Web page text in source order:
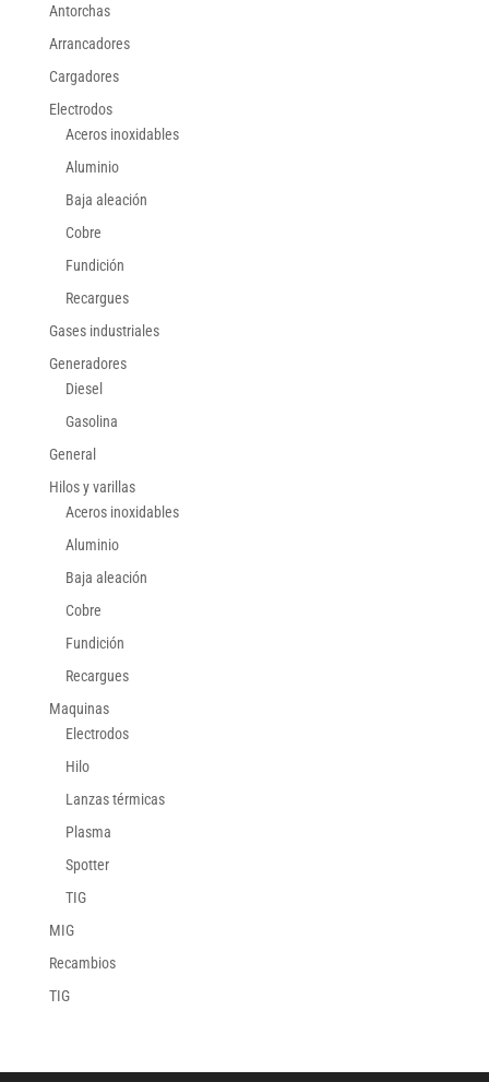
Antorchas
Arrancadores
Cargadores
Electrodos
Aceros inoxidables
Aluminio
Baja aleación
Cobre
Fundición
Recargues
Gases industriales
Generadores
Diesel
Gasolina
General
Hilos y varillas
Aceros inoxidables
Aluminio
Baja aleación
Cobre
Fundición
Recargues
Maquinas
Electrodos
Hilo
Lanzas térmicas
Plasma
Spotter
TIG
MIG
Recambios
TIG